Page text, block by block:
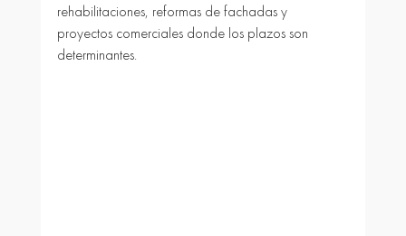
rehabilitaciones, reformas de fachadas y
proyectos comerciales donde los plazos son
determinantes.